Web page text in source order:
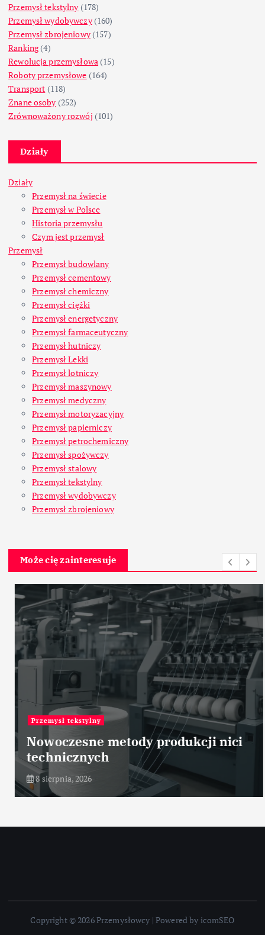
Przemysł tekstylny (178)
Przemysł wydobywczy(160)
Przemysł zbrojeniowy(157)
Ranking(4)
Rewolucja przemysłowa (15)
Roboty przemysłowe (164)
Transport (118)
Znane osoby (252)
Zrównoważony rozwój (101)
Działy
Działy
Przemysł na świecie
Przemysł w Polsce
Historia przemysłu
Czym jest przemysł
Przemysł
Przemysł budowlany
Przemysł cementowy
Przemysł chemiczny
Przemysł ciężki
Przemysł energetyczny
Przemysł farmaceutyczny
Przemysł hutniczy
Przemysł Lekki
Przemysł lotniczy
Przemysł maszynowy
Przemysł medyczny
Przemysł motoryzacyjny
Przemysł papierniczy
Przemysł petrochemiczny
Przemysł spożywczy
Przemysł stalowy
Przemysł tekstylny
Przemysł wydobywczy
Przemysł zbrojeniowy
Może cię zainteresuje
Przemysł tekstylny
Nowoczesne metody produkcji nici
technicznych
8 sierpnia, 2026
Copyright © 2026 Przemysłowcy | Powered by icomSEO